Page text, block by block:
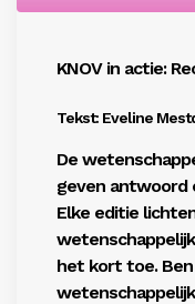
KNOV in actie:
Tekst: Eveline
De
geven antwoord
Elke editie
het kort toe. Ben